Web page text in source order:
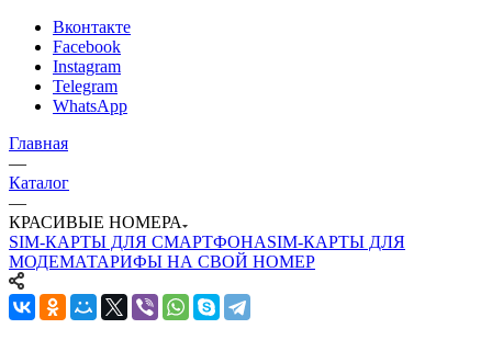
Вконтакте
Facebook
Instagram
Telegram
WhatsApp
Главная
—
Каталог
—
КРАСИВЫЕ НОМЕРА
SIM-КАРТЫ ДЛЯ СМАРТФОНАSIM-КАРТЫ ДЛЯ
МОДЕМАТАРИФЫ НА СВОЙ НОМЕР